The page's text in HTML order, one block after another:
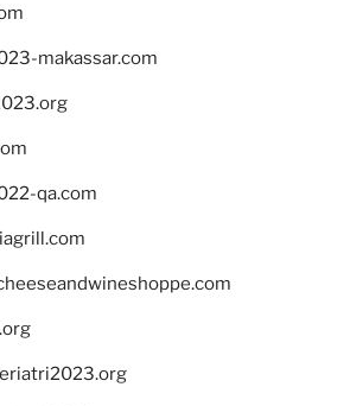
makassar.com
qa.com